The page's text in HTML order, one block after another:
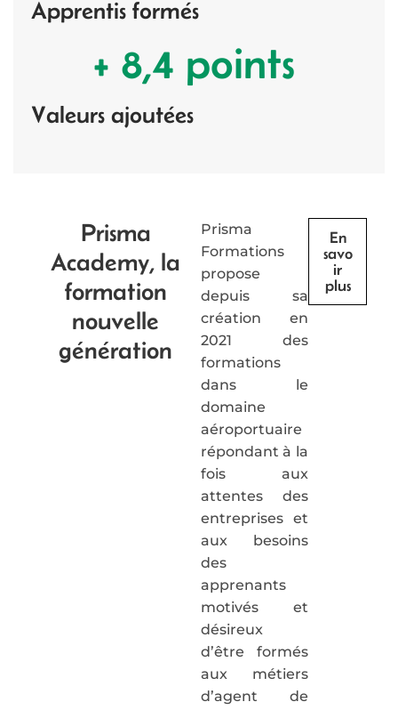
Apprentis formés
Valeurs ajoutées
+ 8,4 points
Prisma
Academy, la
formation
nouvelle
génération
Prisma
Formations
propose
depuis sa
création en
2021 des
formations
dans le
domaine
aéroportuaire
répondant à la
fois aux
attentes des
entreprises et
aux besoins
des
apprenants
motivés et
désireux
d’être formés
aux métiers
d’agent de
En
savo
ir
plus